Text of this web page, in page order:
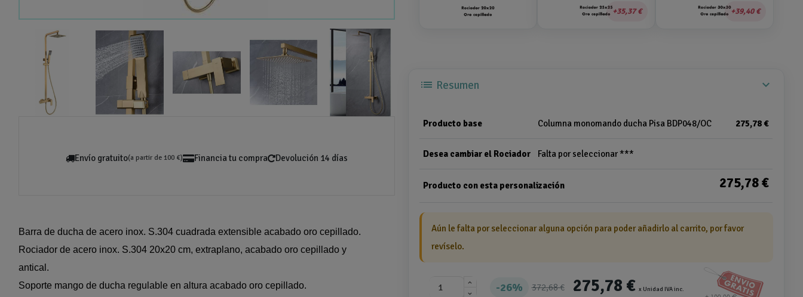
Envío gratuito(a partir de 100 €) Financia tu compra Devolución 14 días
Barra de ducha de acero inox. S.304 cuadrada extensible acabado oro cepillado.
Rociador de acero inox. S.304 20x20 cm, extraplano, acabado oro cepillado y
antical.
Soporte mango de ducha regulable en altura acabado oro cepillado.
35,37 € 39,40 €
list Resumen expand_more
Producto base Columna monomando ducha Pisa BDP048/OC 275,78 €
Desea cambiar el Rociador Falta por seleccionar ***
Producto con esta personalización 275,78 €
Aún le falta por seleccionar alguna opción para poder añadirlo al carrito, por favor
revíselo.
26% 372,68 € 275,78 € x Unidad IVA inc.